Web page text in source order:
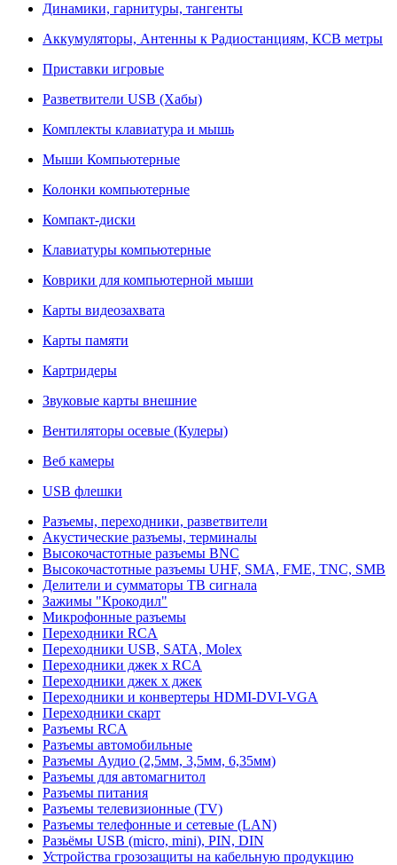
Динамики, гарнитуры, тангенты
Аккумуляторы, Антенны к Радиостанциям, КСВ метры
Приставки игровые
Разветвители USB (Хабы)
Комплекты клавиатура и мышь
Мыши Компьютерные
Колонки компьютерные
Компакт-диски
Клавиатуры компьютерные
Коврики для компьютерной мыши
Карты видеозахвата
Карты памяти
Картридеры
Звуковые карты внешние
Вентиляторы осевые (Кулеры)
Веб камеры
USB флешки
Разъемы, переходники, разветвители
Акустические разъемы, терминалы
Высокочастотные разъемы BNC
Высокочастотные разъемы UHF, SMA, FME, TNC, SMB
Делители и сумматоры ТВ сигнала
Зажимы "Крокодил"
Микрофонные разъемы
Переходники RCA
Переходники USB, SATA, Molex
Переходники джек х RCA
Переходники джек х джек
Переходники и конвертеры HDMI-DVI-VGA
Переходники скарт
Разъемы RCA
Разъемы автомобильные
Разъемы Аудио (2,5мм, 3,5мм, 6,35мм)
Разъемы для автомагнитол
Разъемы питания
Разъемы телевизионные (TV)
Разъемы телефонные и сетевые (LAN)
Разьёмы USB (micro, mini), PIN, DIN
Устройства грозозащиты на кабельную продукцию